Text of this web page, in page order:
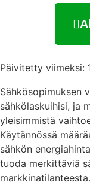
Päivitetty viimeksi:
Sähkösopimuksen
sähkölaskuihisi, ja
yleisimmistä
Käytännössä
sähkön
tuoda merkittäviä